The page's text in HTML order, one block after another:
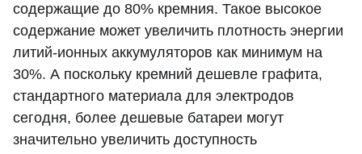
содержащие до 80% кремния. Такое высокое
содержание может увеличить плотность энергии
литий-ионных аккумуляторов как минимум на
30%. А поскольку кремний дешевле графита,
стандартного материала для электродов
сегодня, более дешевые батареи могут
значительно увеличить доступность